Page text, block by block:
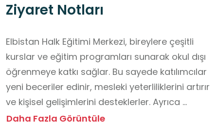
Ziyaret Notları
Elbistan Halk Eğitimi Merkezi, bireylere çeşitli
kurslar ve eğitim programları sunarak okul dışı
öğrenmeye katkı sağlar. Bu sayede katılımcılar
yeni beceriler edinir, mesleki yeterliliklerini artırır
ve kişisel gelişimlerini desteklerler. Ayrıca
toplumda yaşam boyu öğrenme kültürünün
Daha Fazla Görüntüle